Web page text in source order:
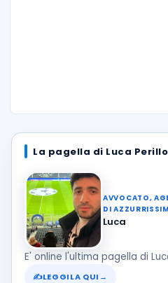
La pagella di Luca Perillo
AVVOCATO,
DI
Luca
E' online l'ultima pagella di
✍LEGGILA QUI →